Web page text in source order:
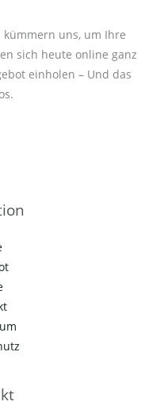
uns, um Ihre
sich heute online ganz
einholen – Und das